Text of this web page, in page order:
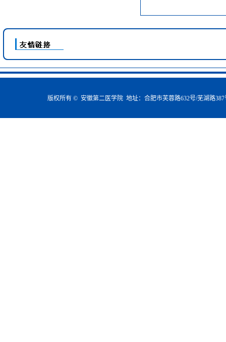
版权所有 © 安徽第二医学院 地址：合肥市芙蓉路632号/芜湖路387